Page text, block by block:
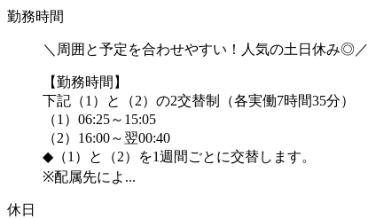
勤務時間
＼周囲と予定を合わせやすい！人気の土日休み◎／
【勤務時間】
下記（1）と（2）の2交替制（各実働7時間35分）
（1）06:25～15:05
（2）16:00～翌00:40
◆（1）と（2）を1週間ごとに交替します。
※配属先によ...
休日